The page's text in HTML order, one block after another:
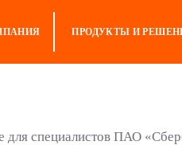
ПРОДУКТЫ И
для специалистов ПАО